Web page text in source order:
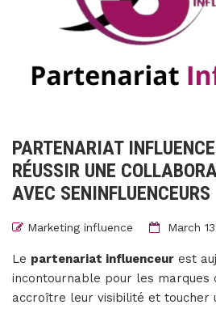
PARTENARIAT
RÉUSSIR UNE
AVEC SENINFLUENCEURS
Marketing influence March
Le partenariat influenceur est
incontournable pour les marques
accroître leur visibilité et toucher